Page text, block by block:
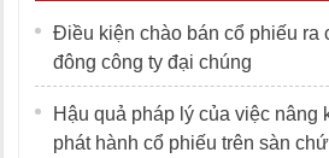
Điều kiện chào bán cổ phiếu ra
đông công ty đại chúng
Hậu quả pháp lý của việc nâng
phát hành cổ phiếu trên sàn